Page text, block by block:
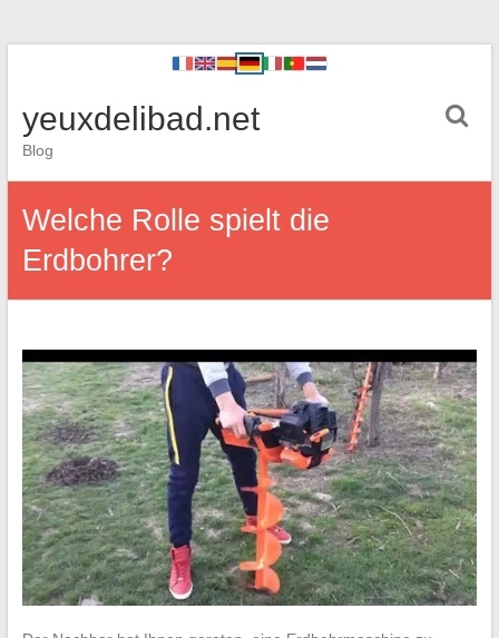
yeuxdelibad.net
Blog
Welche Rolle spielt die
Erdbohrer?